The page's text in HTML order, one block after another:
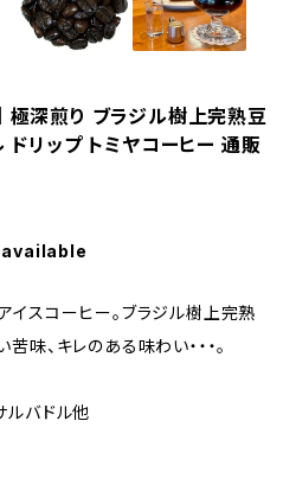
極深煎り ブラジル樹上完熟豆
リップ トミヤコーヒー 通販
イスコーヒー。ブラジル樹上完熟
味、キレのある味わい・・・。
ルバドル他